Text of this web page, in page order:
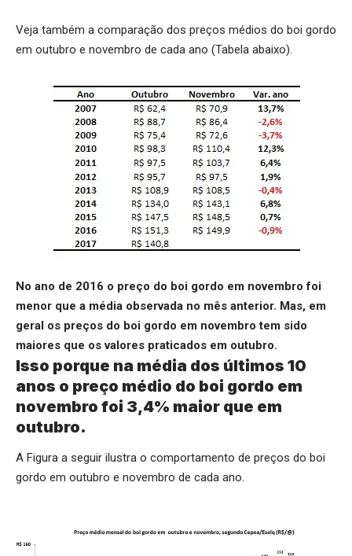
Veja também a comparação dos preços médios do boi gordo
em outubro e novembro de cada ano (Tabela abaixo).
No ano de 2016 o preço do boi gordo em novembro foi
menor que a média observada no mês anterior. Mas, em
geral os preços do boi gordo em novembro tem sido
maiores que os valores praticados em outubro.
Isso porque na média dos últimos 10
anos o preço médio do boi gordo em
novembro foi 3,4% maior que em
outubro.
A Figura a seguir ilustra o comportamento de preços do boi
gordo em outubro e novembro de cada ano.